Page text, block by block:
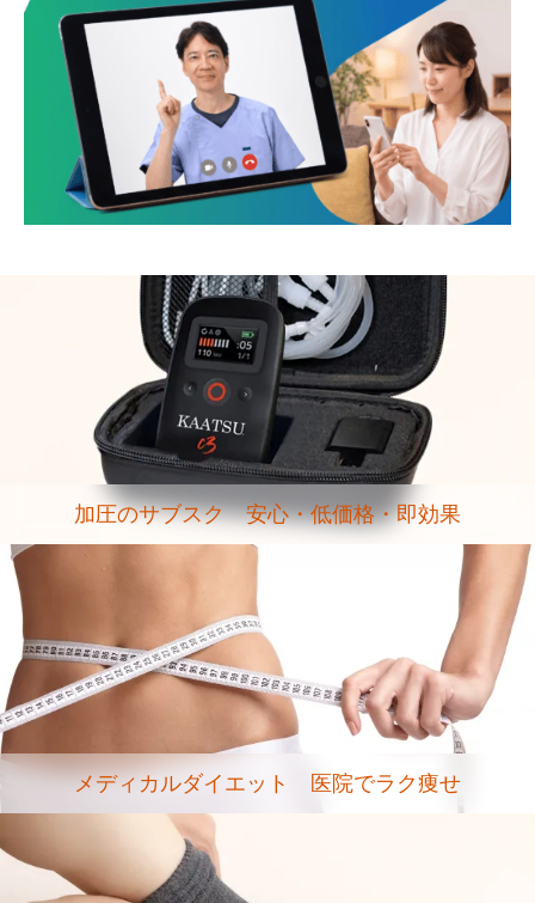
加圧のサブスク 安心・低価格・即効果
メディカルダイエット 医院でラク痩せ